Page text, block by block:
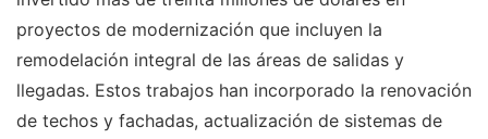
proyectos de modernización que incluyen la
remodelación integral de las áreas de salidas y
llegadas. Estos trabajos han incorporado la renovación
de techos y fachadas, actualización de sistemas de